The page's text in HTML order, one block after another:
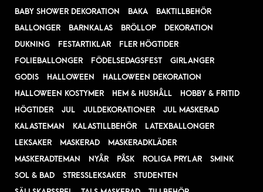
BABY SHOWER DEKORATION
BAKA
BAKTILLBEHÖR
BALLONGER
BARNKALAS BRÖLLOP
DEKORATION
DUKNING
FESTARTIKLAR
FLER HÖGTIDER
FOLIEBALLONGER
FÖDELSEDAGSFEST
GIRLANGER
GODIS
HALLOWEEN
HALLOWEEN DEKORATION
HALLOWEEN KOSTYMER
HEM & HUSHÅLL
HOBBY & FRITID
HÖGTIDER
JUL JULDEKORATIONER
JUL MASKERAD
KALASTEMAN
KALASTILLBEHÖR
LATEXBALLONGER
LEKSAKER
MASKERAD
MASKERADKLÄDER
MASKERADTEMAN
NYÅR PÅSK ROLIGA PRYLAR
SMINK
SOL & BAD
STRESSLEKSAKER
STUDENTEN